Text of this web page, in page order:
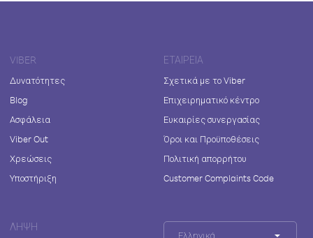
VIBER
Δυνατότητες
Blog
Ασφάλεια
Viber Out
Χρεώσεις
Υποστήριξη
ΕΤΑΙΡΕΊΑ
Σχετικά με το Viber
Επιχειρηματικό κέντρο
Ευκαιρίες συνεργασίας
Όροι και Προϋποθέσεις
Πολιτική απορρήτου
Customer Complaints Code
ΛΉΨΗ
Ελληνικά